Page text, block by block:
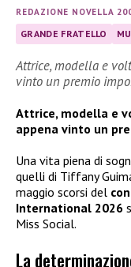
REDAZIONE NOVELLA
GRANDE FRATELLO
Attrice, modella e
vinto un premio
Attrice, modella e
appena vinto un
Una vita piena di
quelli di Tiffany
maggio scorsi del
International 2026
Miss Social.
La